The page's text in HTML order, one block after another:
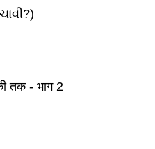
तक - भाग 2